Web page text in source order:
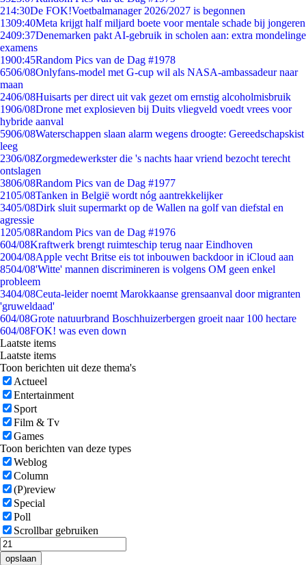
214:30De FOK!Voetbalmanager 2026/2027 is begonnen
1309:40Meta krijgt half miljard boete voor mentale schade bij jongeren
2409:37Denemarken pakt AI-gebruik in scholen aan: extra mondelinge
examens
1900:45Random Pics van de Dag #1978
6506/08Onlyfans-model met G-cup wil als NASA-ambassadeur naar
maan
2406/08Huisarts per direct uit vak gezet om ernstig alcoholmisbruik
1906/08Drone met explosieven bij Duits vliegveld voedt vrees voor
hybride aanval
5906/08Waterschappen slaan alarm wegens droogte: Gereedschapskist
leeg
2306/08Zorgmedewerkster die 's nachts haar vriend bezocht terecht
ontslagen
3806/08Random Pics van de Dag #1977
2105/08Tanken in België wordt nóg aantrekkelijker
3405/08Dirk sluit supermarkt op de Wallen na golf van diefstal en
agressie
1205/08Random Pics van de Dag #1976
604/08Kraftwerk brengt ruimteschip terug naar Eindhoven
2004/08Apple vecht Britse eis tot inbouwen backdoor in iCloud aan
8504/08'Witte' mannen discrimineren is volgens OM geen enkel
probleem
3404/08Ceuta-leider noemt Marokkaanse grensaanval door migranten
'gruweldaad'
604/08Grote natuurbrand Boschhuizerbergen groeit naar 100 hectare
604/08FOK! was even down
Laatste items
Laatste items
Toon berichten uit deze thema's
Actueel
Entertainment
Sport
Film & Tv
Games
Toon berichten van deze types
Weblog
Column
(P)review
Special
Poll
Scrollbar gebruiken
opslaan